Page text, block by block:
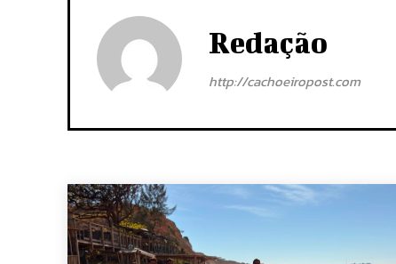
Redação
http://cachoeiropost.com